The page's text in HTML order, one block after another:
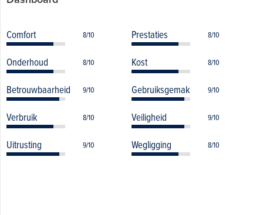
Comfort 8/10 Prestaties 8/10
Onderhoud 8/10 Kost 8/10
Betrouwbaarheid 9/10 Gebruiksgemak 9/10
Verbruik 8/10 Veiligheid 9/10
Uitrusting 9/10 Wegligging 8/10